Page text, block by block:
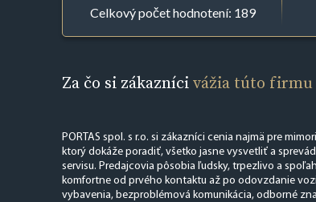
Celkový počet hodnotení: 189
Za čo si zákaznícivážia túto firmu
PORTAS spol. s r.o. si zákazníci cenia najmä pre
ktorý dokáže poradiť, všetko jasne vysvetliť a
servisu. Predajcovia pôsobia ľudsky, trpezlivo a
komfortne od prvého kontaktu až po odovzdanie
vybavenia, bezproblémová komunikácia, odborné